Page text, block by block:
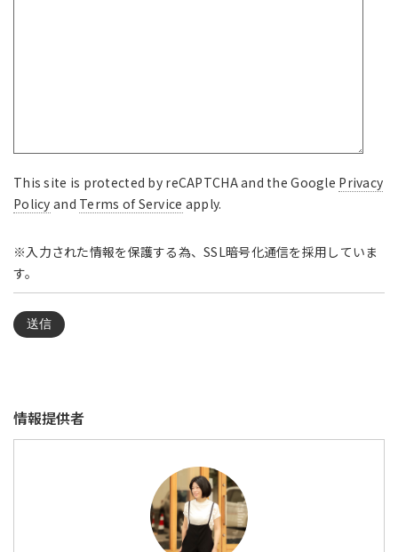
This site is protected by reCAPTCHA and the Google Privacy
Policy and Terms of Service apply.
※入力された情報を保護する為、SSL暗号化通信を採用していま
す。
情報提供者